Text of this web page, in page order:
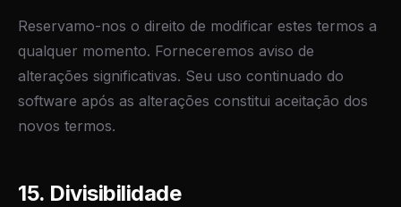
Reservamo-nos o direito de modificar estes termos a
qualquer momento. Forneceremos aviso de
alterações significativas. Seu uso continuado do
software após as alterações constitui aceitação dos
novos termos.
15. Divisibilidade